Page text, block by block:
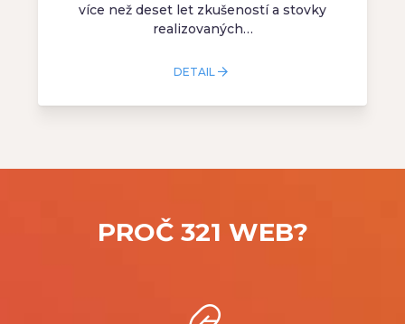
více než deset let zkušeností a stovky
realizovaných…
DETAIL
PROČ 321 WEB?